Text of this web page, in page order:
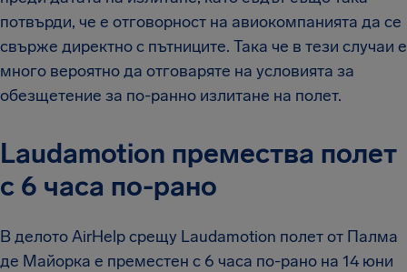
потвърди, че е отговорност на авиокомпанията да се
свърже директно с пътниците. Така че в тези случаи е
много вероятно да отговаряте на условията за
обезщетение за по-ранно излитане на полет.
Laudamotion премества полет
с 6 часа по-рано
В делото AirHelp срещу Laudamotion полет от Палма
де Майорка е преместен с 6 часа по-рано на 14 юни